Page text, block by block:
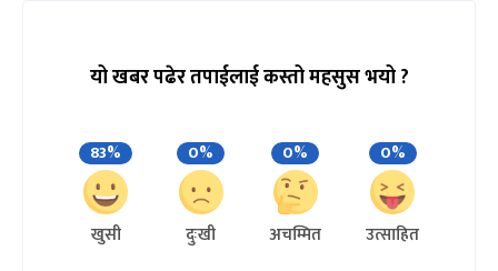
यो खबर पढेर तपाईलाई कस्तो महसुस भयो ?
83%
खुसी
0%
दुःखी
0%
अचम्मित
0%
उत्साहित